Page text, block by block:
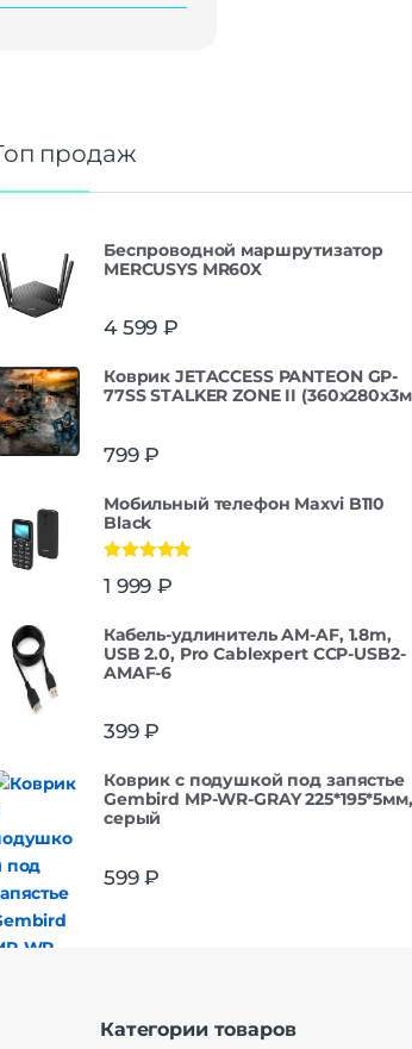
продаж
Беспроводной маршрутизатор
MERCUSYS MR60X
4 599 ₽
Коврик JETACCESS PANTEON GP-
77SS STALKER ZONE II
799₽
Мобильный телефон Maxvi B110
Black
из 5
1 999 ₽
Кабель-удлинитель AM-AF, 1.8m,
USB 2.0, Pro Cablexpert CCP-USB2-
AMAF-6
399₽
Коврик с подушкой под запястье
Gembird MP-WR-GRAY 225*195*5мм,
серый
599₽
Категории товаров